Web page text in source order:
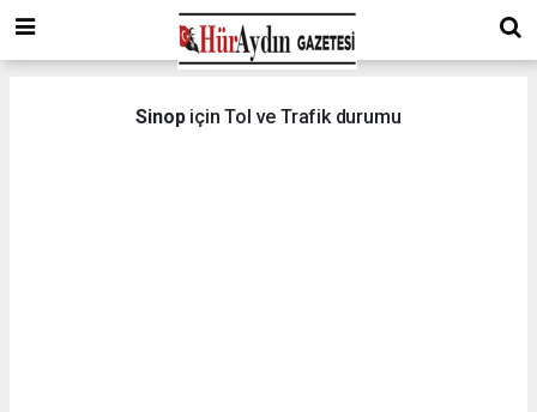
Sinop için Tol ve Trafik durumu